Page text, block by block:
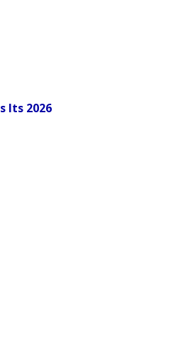
Its 2026